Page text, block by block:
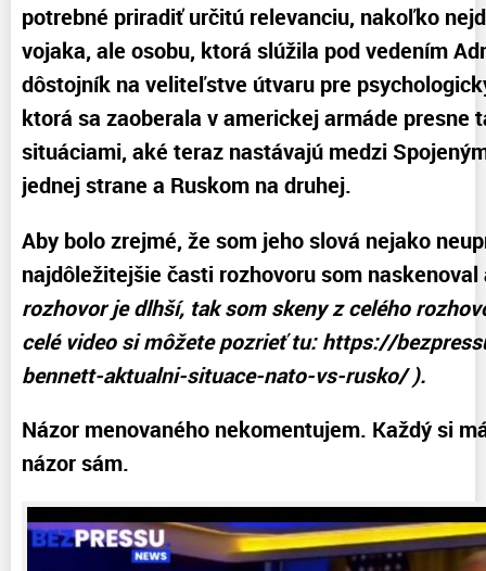
potrebné priradiť určitú relevanciu, nakoľko
vojaka, ale osobu, ktorá slúžila pod vedením
dôstojník na veliteľstve útvaru pre
ktorá sa zaoberala v americkej armáde presne
situáciami, aké teraz nastávajú medzi
jednej strane a Ruskom na druhej.
Aby bolo zrejmé, že som jeho slová nejako
najdôležitejšie časti rozhovoru som
rozhovor je dlhší, tak som skeny z celého
celé video si môžete pozrieť tu: https://
bennett-aktualni-situace-nato-vs-rusko/ ).
Názor menovaného nekomentujem. Každý si
názor sám.